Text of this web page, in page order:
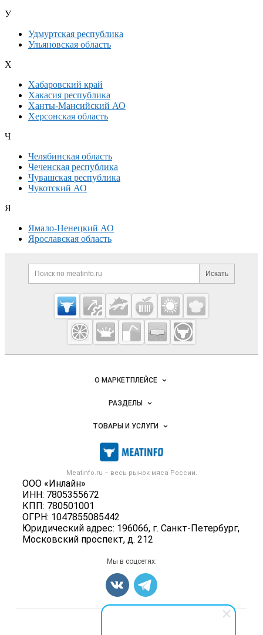
У
Удмуртская республика
Ульяновская область
Х
Хабаровский край
Хакасия республика
Ханты-Мансийский АО
Херсонская область
Ч
Челябинская область
Чеченская республика
Чувашская республика
Чукотский АО
Я
Ямало-Ненецкий АО
Ярославская область
Дополнительная информация
Поиск по сайту и
Искать
Cсылки на полезные проекты
Meatinfo.ru —
мясо и
мясопродукты
Важные разделы и контакты
Meatinfo.ru – весь рынок мяса России.
ООО «Инлайн»
ИНН: 7805355672
КПП: 780501001
ОГРН: 1047855085442
Юридический адрес: 196066, г. Санкт-Петербург,
Московский проспект, д. 212
Навигация по сайтуО МАРКЕТПЛЕЙСЕ
Новости Meatinfo.ru
Размещение рекламы
Публичная оферта
Контактная информация
Политика обработки персональных данных
РАЗДЕЛЫ
Объявления
Новости рынка
Мониторинг
Вакансии
ТОВАРЫ И УСЛУГИ
Мясо, мясопродукты
Скот в живом весе
Колбасы, сосиски, деликатесы
Мясные полуфабрикаты
Мясные снеки
Яйца
Карта объявлений
Мы в соцсетях: